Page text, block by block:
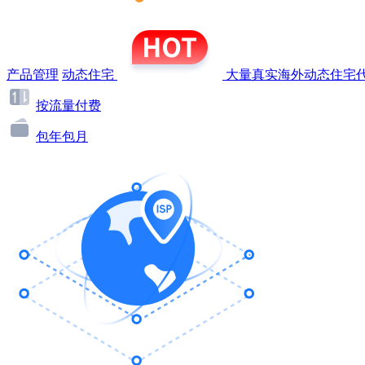
产品管理 动态住宅 大量真实海外动态住宅
按流量付费
包年包月